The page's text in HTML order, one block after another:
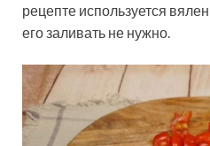
рецепте используется
его заливать не нужно.